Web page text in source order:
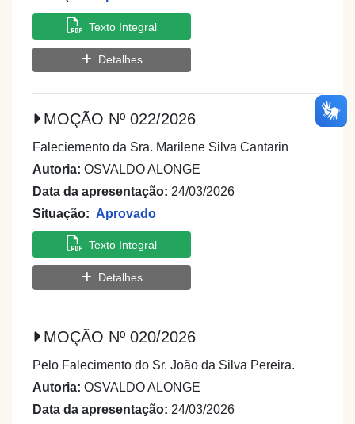
Texto Integral
Detalhes
MOÇÃO Nº 022/2026
Faleciemento da Sra. Marilene Silva Cantarin
Autoria: OSVALDO ALONGE
Data da apresentação: 24/03/2026
Situação: Aprovado
Texto Integral
Detalhes
MOÇÃO Nº 020/2026
Pelo Falecimento do Sr. João da Silva Pereira.
Autoria: OSVALDO ALONGE
Data da apresentação: 24/03/2026